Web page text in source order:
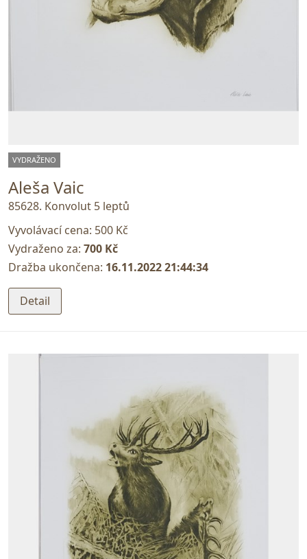
VYDRAŽENO
Aleša Vaic
85628. Konvolut 5 leptů
Vyvolávací cena: 500 Kč
Vydraženo za: 700 Kč
Dražba ukončena: 16.11.2022 21:44:34
Detail